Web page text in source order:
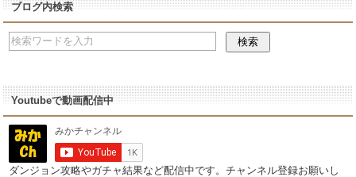
ブログ内検索
Youtubeで動画配信中
ダンジョン攻略やガチャ結果など配信中です。チャンネル登録お願いし